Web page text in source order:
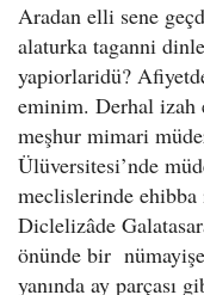
Aradan elli sene
alaturka taganni
yapiorlaridü?
eminim. Derhal izah
meşhur mimari
Ülüversitesi’nde
meclislerinde
Diclelizâde
önünde bir
yanında ay parçası